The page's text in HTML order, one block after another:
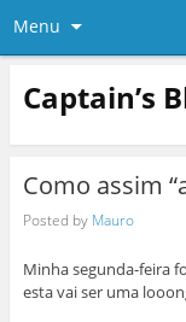
Menu
Captain’s
Como assim
Posted by Mauro
Minha segunda-feira
esta vai ser uma